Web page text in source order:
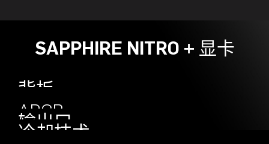
SAPPHIRE NITRO + 显卡
背板
Engineered
ARGB
输出口
冷却技术